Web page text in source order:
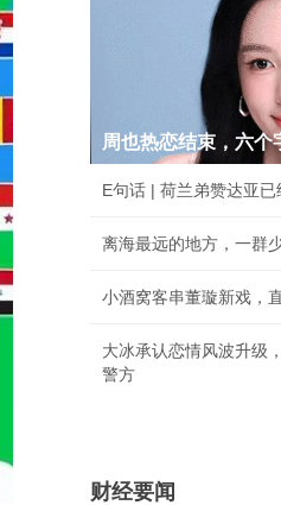
周也热恋结束，六个
E句话 | 荷兰弟赞达亚已
离海最远的地方，一群
小酒窝客串董璇新戏，
大冰承认恋情风波升级
警方
财经要闻